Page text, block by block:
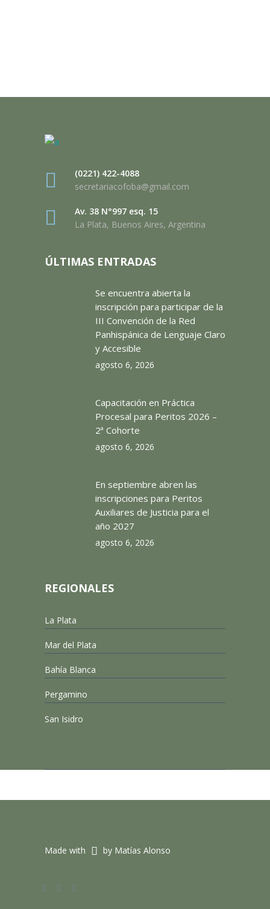
(0221) 422-4088
secretariacofoba@gmail.com
Av. 38 N°997 esq. 15
La Plata, Buenos Aires, Argentina
ÚLTIMAS ENTRADAS
Se encuentra abierta la
inscripción para participar de la
III Convención de la Red
Panhispánica de Lenguaje Claro
y Accesible
agosto 6, 2026
Capacitación en Práctica
Procesal para Peritos 2026 –
2ª Cohorte
agosto 6, 2026
En septiembre abren las
inscripciones para Peritos
Auxiliares de Justicia para el
año 2027
agosto 6, 2026
REGIONALES
La Plata
Mar del Plata
Bahía Blanca
Pergamino
San Isidro
Made with by Matías Alonso